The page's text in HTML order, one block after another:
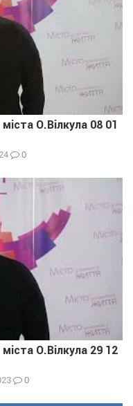
О.Вілкула 08 01
0
О.Вілкула 29 12
0